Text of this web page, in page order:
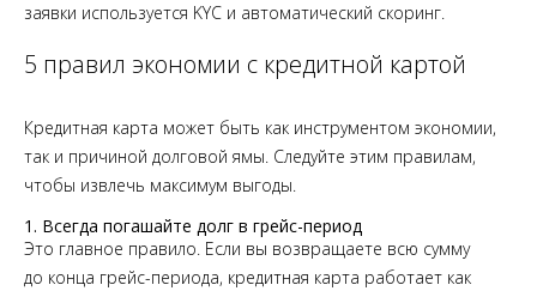
заявки используется KYC и автоматический скоринг.
5 правил экономии с кредитной картой
Кредитная карта может быть как инструментом экономии,
так и причиной долговой ямы. Следуйте этим правилам,
чтобы извлечь максимум выгоды.
1. Всегда погашайте долг в грейс-период
Это главное правило. Если вы возвращаете всю сумму
до конца грейс-периода, кредитная карта работает как